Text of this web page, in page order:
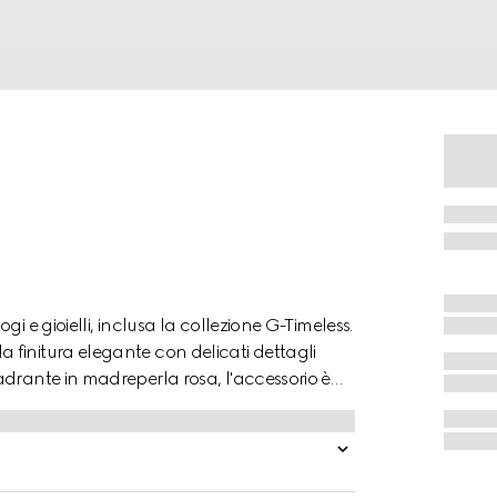
e gioielli, inclusa la collezione G-Timeless.
finitura elegante con delicati dettagli
in madreperla rosa, l'accessorio è